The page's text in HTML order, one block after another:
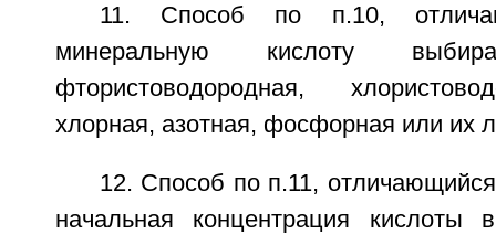
11. Способ по п.10,
минеральную кислоту
фтористоводородная,
хлорная, азотная, фосфорная или их
12. Способ по п.11,
начальная концентрация кислоты